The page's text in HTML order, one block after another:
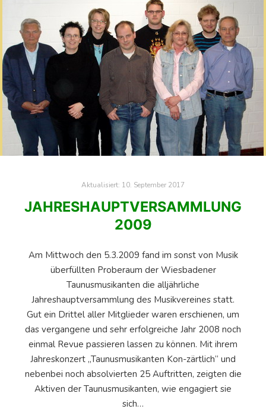
Aktualisiert: 10. September 2017
JAHRESHAUPTVERSAMMLUNG
2009
Am Mittwoch den 5.3.2009 fand im sonst von Musik
überfüllten Proberaum der Wiesbadener
Taunusmusikanten die alljährliche
Jahreshauptversammlung des Musikvereines statt.
Gut ein Drittel aller Mitglieder waren erschienen, um
das vergangene und sehr erfolgreiche Jahr 2008 noch
einmal Revue passieren lassen zu können. Mit ihrem
Jahreskonzert „Taunusmusikanten Kon-zärtlich“ und
nebenbei noch absolvierten 25 Auftritten, zeigten die
Aktiven der Taunusmusikanten, wie engagiert sie
sich…